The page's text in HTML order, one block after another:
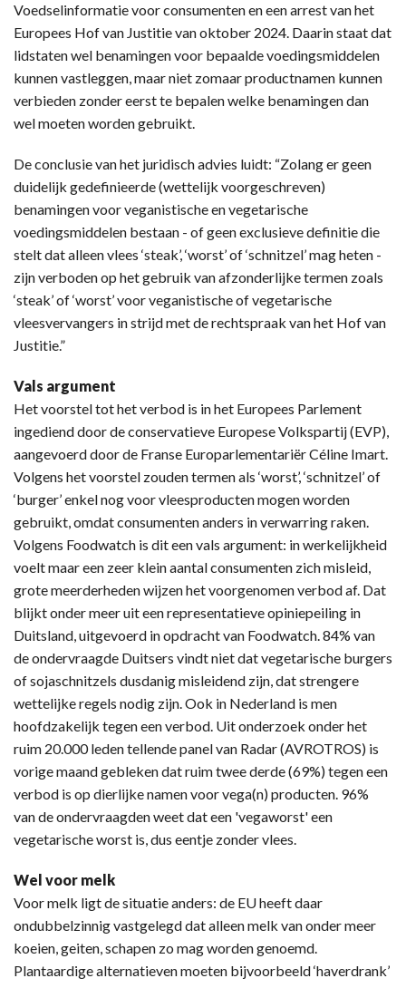
Voedselinformatie voor consumenten en een arrest van het
Europees Hof van Justitie van oktober 2024. Daarin staat dat
lidstaten wel benamingen voor bepaalde voedingsmiddelen
kunnen vastleggen, maar niet zomaar productnamen kunnen
verbieden zonder eerst te bepalen welke benamingen dan
wel moeten worden gebruikt.
De conclusie van het juridisch advies luidt: “Zolang er geen
duidelijk gedefinieerde (wettelijk voorgeschreven)
benamingen voor veganistische en vegetarische
voedingsmiddelen bestaan - of geen exclusieve definitie die
stelt dat alleen vlees ‘steak’, ‘worst’ of ‘schnitzel’ mag heten -
zijn verboden op het gebruik van afzonderlijke termen zoals
‘steak’ of ‘worst’ voor veganistische of vegetarische
vleesvervangers in strijd met de rechtspraak van het Hof van
Justitie.”
Vals argument
Het voorstel tot het verbod is in het Europees Parlement
ingediend door de conservatieve Europese Volkspartij (EVP),
aangevoerd door de Franse Europarlementariër Céline Imart.
Volgens het voorstel zouden termen als ‘worst’, ‘schnitzel’ of
‘burger’ enkel nog voor vleesproducten mogen worden
gebruikt, omdat consumenten anders in verwarring raken.
Volgens Foodwatch is dit een vals argument: in werkelijkheid
voelt maar een zeer klein aantal consumenten zich misleid,
grote meerderheden wijzen het voorgenomen verbod af. Dat
blijkt onder meer uit een representatieve opiniepeiling in
Duitsland, uitgevoerd in opdracht van Foodwatch. 84% van
de ondervraagde Duitsers vindt niet dat vegetarische burgers
of sojaschnitzels dusdanig misleidend zijn, dat strengere
wettelijke regels nodig zijn. Ook in Nederland is men
hoofdzakelijk tegen een verbod. Uit onderzoek onder het
ruim 20.000 leden tellende panel van Radar (AVROTROS) is
vorige maand gebleken dat ruim twee derde (69%) tegen een
verbod is op dierlijke namen voor vega(n) producten. 96%
van de ondervraagden weet dat een 'vegaworst' een
vegetarische worst is, dus eentje zonder vlees.
Wel voor melk
Voor melk ligt de situatie anders: de EU heeft daar
ondubbelzinnig vastgelegd dat alleen melk van onder meer
koeien, geiten, schapen zo mag worden genoemd.
Plantaardige alternatieven moeten bijvoorbeeld ‘haverdrank’